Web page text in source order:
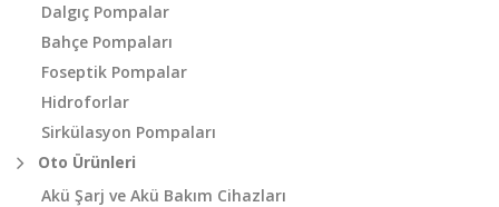
Dalgıç Pompalar
Bahçe Pompaları
Foseptik Pompalar
Hidroforlar
Sirkülasyon Pompaları
Oto Ürünleri
Akü Şarj ve Akü Bakım Cihazları